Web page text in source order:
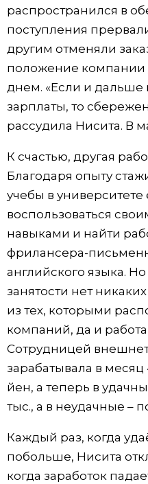
распространился в
поступления
другим отменяли
положение компании
днем. «Если и дальше
зарплаты, то
рассудила Нисита. В
К счастью, другая
Благодаря опыту
учебы в университете
воспользоваться
навыками и найти
фрилансера-
английского языка.
занятости нет
из тех, которыми
компаний, да и работа
Сотрудницей
зарабатывала в месяц
йен, а теперь в
тыс., а в неудачные –
Каждый раз, когда
побольше, Нисита
когда заработок